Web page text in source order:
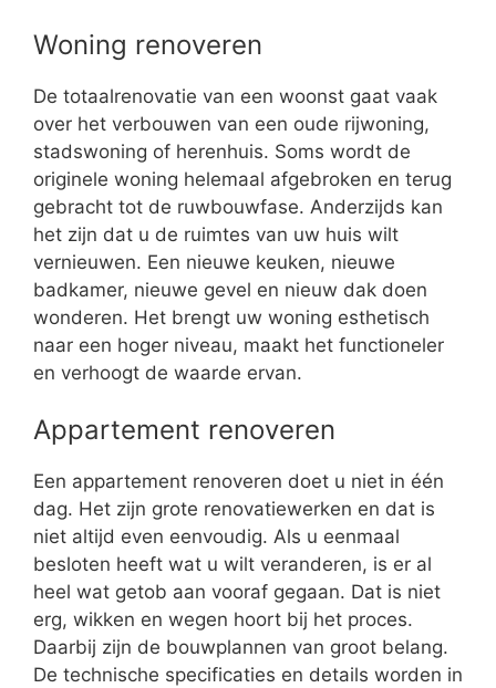
Woning renoveren
De totaalrenovatie van een woonst gaat vaak
over het verbouwen van een oude rijwoning,
stadswoning of herenhuis. Soms wordt de
originele woning helemaal afgebroken en terug
gebracht tot de ruwbouwfase. Anderzijds kan
het zijn dat u de ruimtes van uw huis wilt
vernieuwen. Een nieuwe keuken, nieuwe
badkamer, nieuwe gevel en nieuw dak doen
wonderen. Het brengt uw woning esthetisch
naar een hoger niveau, maakt het functioneler
en verhoogt de waarde ervan.
Appartement renoveren
Een appartement renoveren doet u niet in één
dag. Het zijn grote renovatiewerken en dat is
niet altijd even eenvoudig. Als u eenmaal
besloten heeft wat u wilt veranderen, is er al
heel wat getob aan vooraf gegaan. Dat is niet
erg, wikken en wegen hoort bij het proces.
Daarbij zijn de bouwplannen van groot belang.
De technische specificaties en details worden in